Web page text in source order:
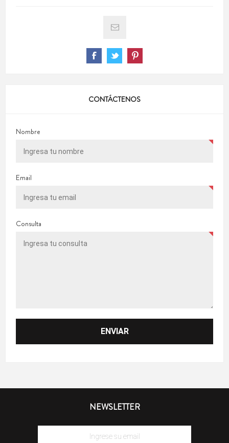
CONTÁCTENOS
Nombre
Email
Consulta
NEWSLETTER